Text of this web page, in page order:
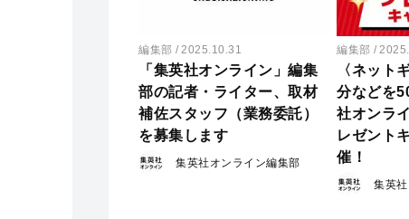
編集部 2025.10.31
「集英社オンライン」編集
部の記者・ライター、取材
補佐スタッフ（業務委託）
を募集します
集英社オンライン編集部
編集部
〈ネット
分などを
社オンラ
レゼント
催！
集英